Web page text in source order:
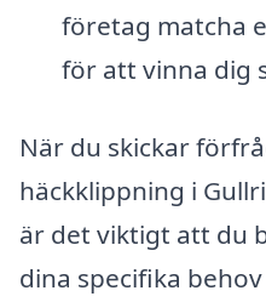
företag matcha
för att vinna dig
När du skickar
häckklippning i
är det viktigt att du
dina specifika